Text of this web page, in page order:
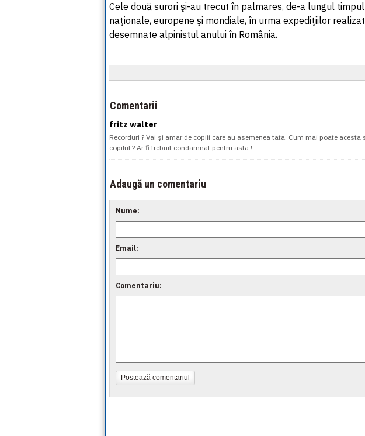
Cele două surori şi-au trecut în palmares, de-a lungul
naţionale, europene şi mondiale, în urma expediţiilor
desemnate alpinistul anului în România.
Comentarii
fritz walter
Recorduri ? Vai și amar de copiii care au asemenea tata. Cum mai poate
copilul ? Ar fi trebuit condamnat pentru asta !
Adaugă un comentariu
Nume:
Email:
Comentariu:
Postează comentariul